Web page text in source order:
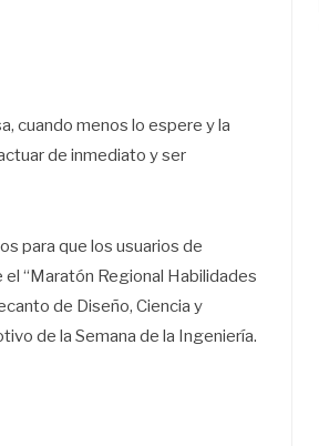
cuando menos lo espere y la
de inmediato y ser
para que los usuarios de
“Maratón Regional Habilidades
de Diseño, Ciencia y
de la Semana de la Ingeniería.